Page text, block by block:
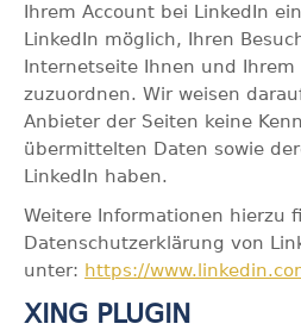
Ihrem Account bei LinkedIn
LinkedIn möglich, Ihren
Internetseite Ihnen und Ihrem
zuzuordnen. Wir weisen
Anbieter der Seiten keine
übermittelten Daten sowie
LinkedIn haben.
Weitere Informationen hierzu
Datenschutzerklärung von
unter: https://
XING PLUGIN